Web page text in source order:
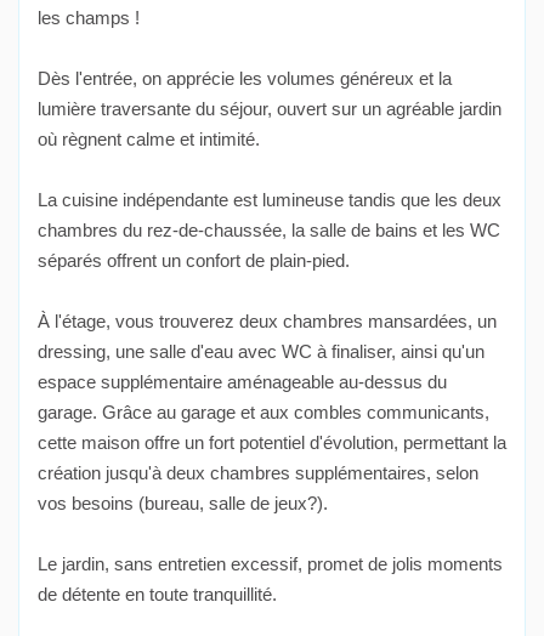
les champs !
Dès l'entrée, on apprécie les volumes généreux et la
lumière traversante du séjour, ouvert sur un agréable jardin
où règnent calme et intimité.
La cuisine indépendante est lumineuse tandis que les deux
chambres du rez-de-chaussée, la salle de bains et les WC
séparés offrent un confort de plain-pied.
À l'étage, vous trouverez deux chambres mansardées, un
dressing, une salle d'eau avec WC à finaliser, ainsi qu'un
espace supplémentaire aménageable au-dessus du
garage. Grâce au garage et aux combles communicants,
cette maison offre un fort potentiel d'évolution, permettant la
création jusqu'à deux chambres supplémentaires, selon
vos besoins (bureau, salle de jeux?).
Le jardin, sans entretien excessif, promet de jolis moments
de détente en toute tranquillité.